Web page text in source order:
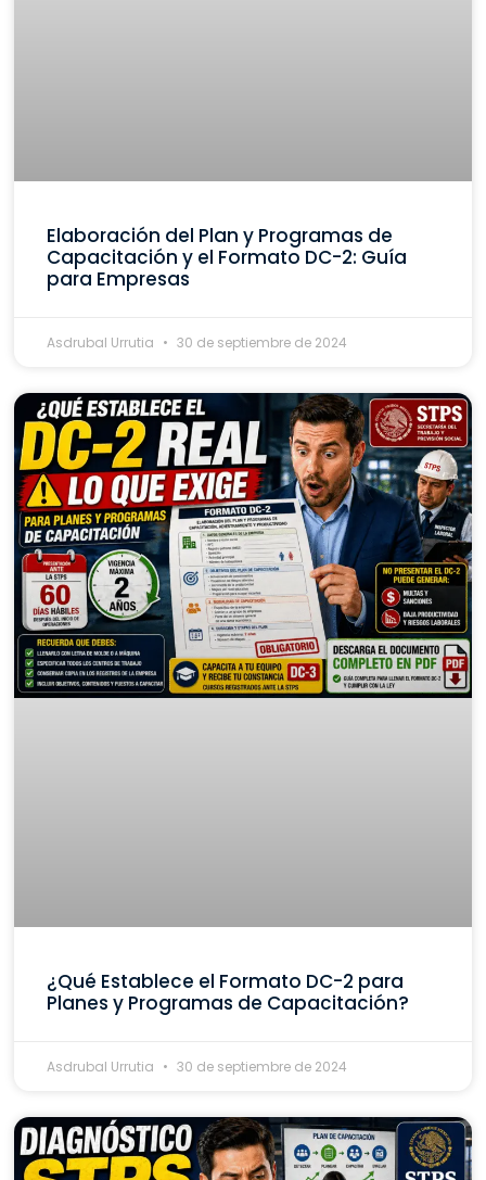
Elaboración del Plan y Programas de
Capacitación y el Formato DC-2: Guía
para Empresas
Asdrubal Urrutia 30 de septiembre de 2024
¿Qué Establece el Formato DC-2 para
Planes y Programas de Capacitación?
Asdrubal Urrutia 30 de septiembre de 2024